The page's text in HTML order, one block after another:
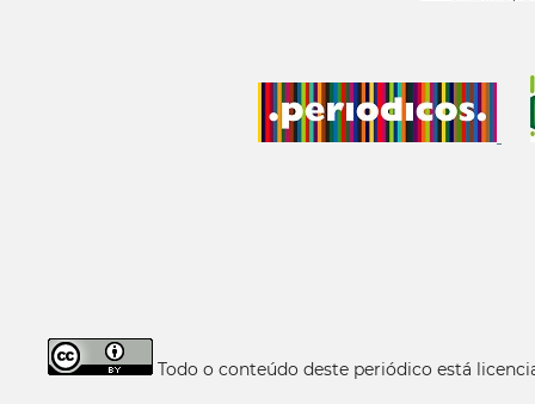
Todo o conteúdo deste periódico está